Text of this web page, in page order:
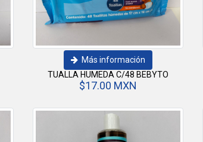
Más información
TUALLA HUMEDA C/48 BEBYTO
$17.00 MXN